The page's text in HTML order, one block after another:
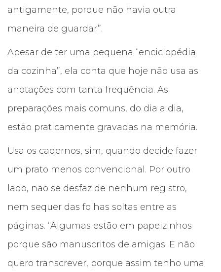
antigamente, porque não havia outra
maneira de guardar”.
Apesar de ter uma pequena “enciclopédia
da cozinha”, ela conta que hoje não usa as
anotações com tanta frequência. As
preparações mais comuns, do dia a dia,
estão praticamente gravadas na memória.
Usa os cadernos, sim, quando decide fazer
um prato menos convencional. Por outro
lado, não se desfaz de nenhum registro,
nem sequer das folhas soltas entre as
páginas. “Algumas estão em papeizinhos
porque são manuscritos de amigas. E não
quero transcrever, porque assim tenho uma